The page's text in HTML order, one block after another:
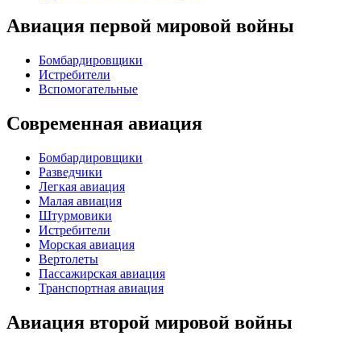
Авиация первой мировой войны
Бомбардировщики
Истребители
Вспомогательные
Современная авиация
Бомбардировщики
Разведчики
Легкая авиация
Малая авиация
Штурмовики
Истребители
Морская авиация
Вертолеты
Пассажирская авиация
Транспортная авиация
Авиация второй мировой войны